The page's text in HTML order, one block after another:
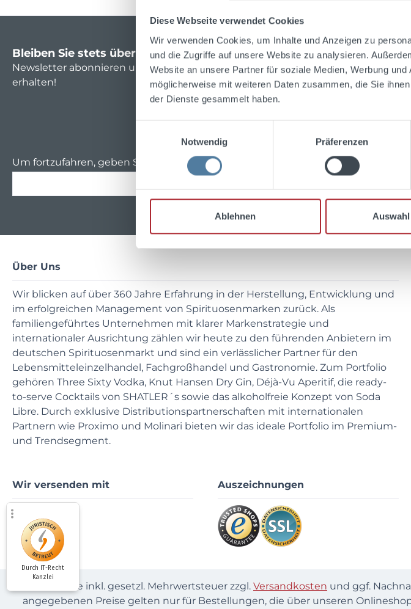
Diese Webseite verwendet Cookies
Wir verwenden Cookies, um Inhalte und Anzeigen zu
und die Zugriffe auf unsere Website zu analysieren.
Website an unsere Partner für soziale Medien, Werbung
möglicherweise mit weiteren Daten zusammen, die Sie
der Dienste gesammelt haben.
Notwendig
Präferenzen
Ablehnen
Bleiben Sie stets über die neuesten Spirituosentrends informiert.
Newsletter abonnieren und einen10%-Gutscheinfür Ihre nächste Bestellung
erhalten!
Um fortzufahren, geben Sie die oben abgebildeten Zeichen ein *
Über Uns
Wir blicken auf über 360 Jahre Erfahrung in der Herstellung, Entwicklung und
im erfolgreichen Management von Spirituosenmarken zurück. Als
familiengeführtes Unternehmen mit klarer Markenstrategie und
internationaler Ausrichtung zählen wir heute zu den führenden Anbietern im
deutschen Spirituosenmarkt und sind ein verlässlicher Partner für den
Lebensmitteleinzelhandel, Fachgroßhandel und Gastronomie. Zum Portfolio
gehören Three Sixty Vodka, Knut Hansen Dry Gin, Déjà-Vu Aperitif, die ready-
to-serve Cocktails von SHATLER´s sowie das alkoholfreie Konzept von Soda
Libre. Durch exklusive Distributionspartnerschaften mit internationalen
Partnern wie Proximo und Molinari bieten wir das ideale Portfolio im Premium-
und Trendsegment.
Wir versenden mit Auszeichnungen
* Alle Preise inkl. gesetzl. Mehrwertsteuer zzgl. Versandkosten und ggf.
angegebenen Preise gelten nur für Bestellungen, die über unseren
Durch IT-Recht
Kanzlei